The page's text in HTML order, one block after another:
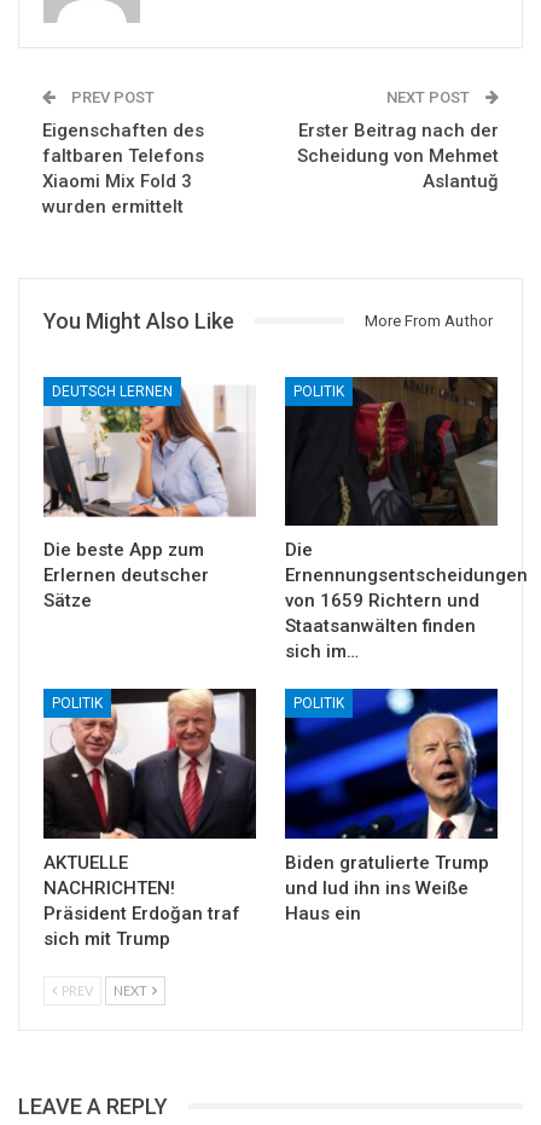
PREV POST
Eigenschaften des
faltbaren Telefons
Xiaomi Mix Fold 3
wurden ermittelt
NEXT POST
Erster Beitrag nach der
Scheidung von Mehmet
Aslantuğ
You Might Also Like More From Author
DEUTSCH LERNEN
Die beste App zum
Erlernen deutscher
Sätze
POLITIK
Die
Ernennungsentscheidungen
von 1659 Richtern und
Staatsanwälten finden
sich im…
POLITIK
AKTUELLE
NACHRICHTEN!
Präsident Erdoğan traf
sich mit Trump
POLITIK
Biden gratulierte Trump
und lud ihn ins Weiße
Haus ein
PREV NEXT
LEAVE A REPLY